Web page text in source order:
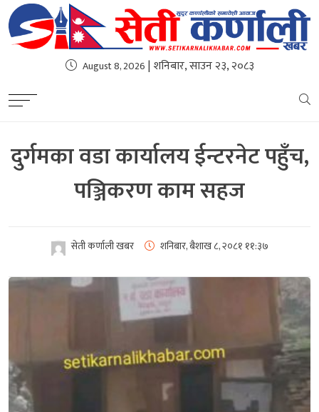
August 8, 2026 | शनिबार, साउन २३, २०८३
दुर्गमका वडा कार्यालय ईन्टरनेट पहुँच,
पञ्जिकरण काम सहज
सेती कर्णाली खबर शनिबार, बैशाख ८, २०८१ ११:३७